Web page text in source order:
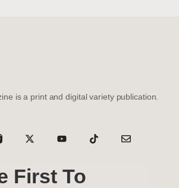
is a print and digital variety publication.
First To